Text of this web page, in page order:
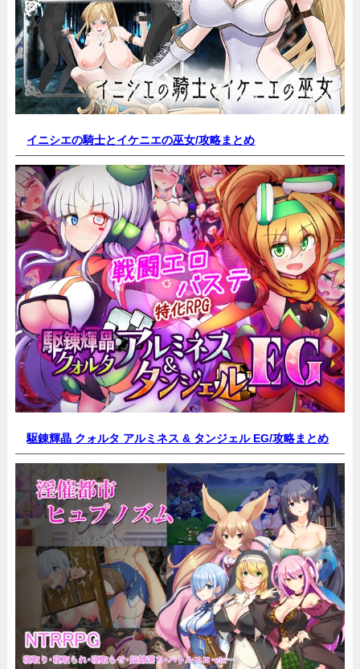
イニシエの騎士とイケニエの巫女/攻略まとめ
駆錬輝晶 クォルタ アルミネス & タンジェル EG/攻略まとめ